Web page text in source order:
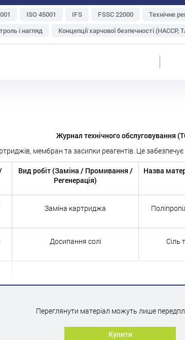
ISO 45001 IFS FSSC 22000
Технічне
і нагляд
Концепції харчової безпечності (НАССР,
Зберігання і транспортування
Метрологія
Журнал технічного обслуговування
мембран та засипки реагентів. Це
Вид робіт (Заміна / Промивання /
Регенерація)
Назва
Заміна картриджа
Досипання солі Сіль
Переглянути матеріал можуть лише
Купити